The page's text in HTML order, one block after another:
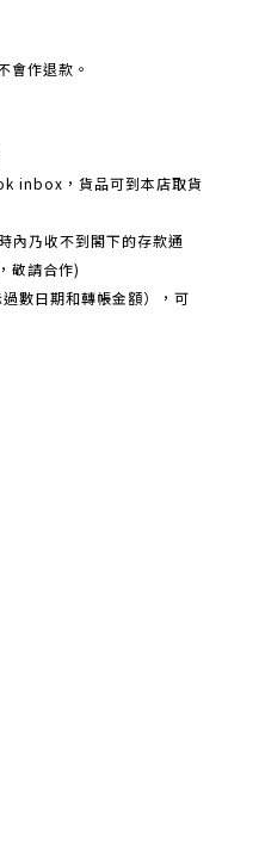
會作退款。
inbox，貨品可到本店取貨
內乃收不到閣下的存款通
敬請合作)
數日期和轉帳金額），可